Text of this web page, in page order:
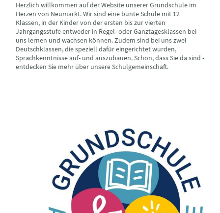
Herzlich willkommen auf der Website unserer Grundschule im
Herzen von Neumarkt. Wir sind eine bunte Schule mit 12
Klassen, in der Kinder von der ersten bis zur vierten
Jahrgangsstufe entweder in Regel- oder Ganztagesklassen bei
uns lernen und wachsen können. Zudem sind bei uns zwei
Deutschklassen, die speziell dafür eingerichtet wurden,
Sprachkenntnisse auf- und auszubauen. Schön, dass Sie da sind -
entdecken Sie mehr über unsere Schulgemeinschaft.